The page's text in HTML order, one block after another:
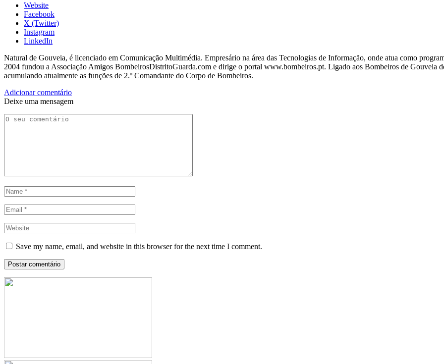
Website
Facebook
X (Twitter)
Instagram
LinkedIn
Natural de Gouveia, é licenciado em Comunicação Multimédia. Empresário na área das Tecnologias de Informação, onde atua como
2004 fundou a Associação Amigos BombeirosDistritoGuarda.com e dirige o portal www.bombeiros.pt. Ligado aos Bombeiros de Gouveia
acumulando atualmente as funções de 2.º Comandante do Corpo de Bombeiros.
Adicionar comentário
Deixe uma mensagem
Save my name, email, and website in this browser for the next time I comment.